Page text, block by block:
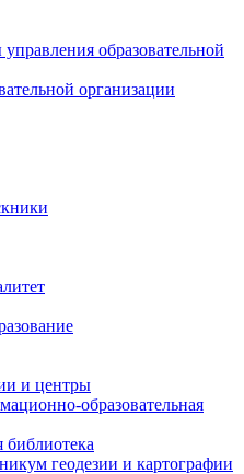
образовательной
организации
и центры
образовательная
библиотека
геодезии и картографии